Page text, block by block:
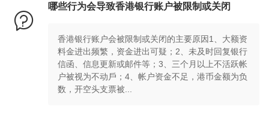

哪些行为会导致香港银行账户被限制或关闭
香港银行账户会被限制或关闭的主要原因1、大额资
料金进出频繁，资金进出可疑；2、未及时回复银行
信函、信息更新或邮件等；3、三个月以上不活跃帐
户被视为不动戶；4、帐户资金不足，港币金额为负
数，开空头支票被...